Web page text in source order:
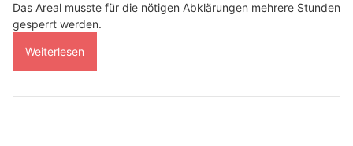
Das Areal musste für die nötigen Abklärungen mehrere Stunden
gesperrt werden.
Weiterlesen